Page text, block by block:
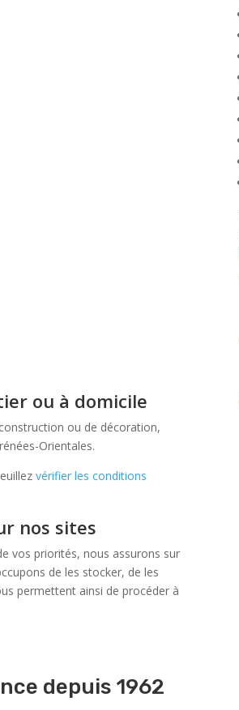
ou à domicile
ou de décoration,
Orientales.
vérifier les conditions
nos sites
vos priorités, nous assurons sur
de les stocker, de les
permettent ainsi de procéder à
depuis 1962